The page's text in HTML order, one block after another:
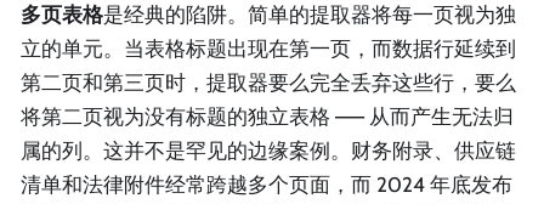
多页表格是经典的陷阱。简单的提取器将每一页视为独
立的单元。当表格标题出现在第一页，而数据行延续到
第二页和第三页时，提取器要么完全丢弃这些行，要么
将第二页视为没有标题的独立表格 —— 从而产生无法归
属的列。这并不是罕见的边缘案例。财务附录、供应链
清单和法律附件经常跨越多个页面，而 2024 年底发布